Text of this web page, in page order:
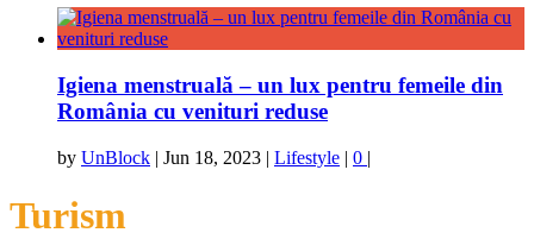
Igiena menstruală – un lux pentru femeile din
România cu venituri reduse
by UnBlock | Jun 18, 2023 | Lifestyle | 0 |
Turism